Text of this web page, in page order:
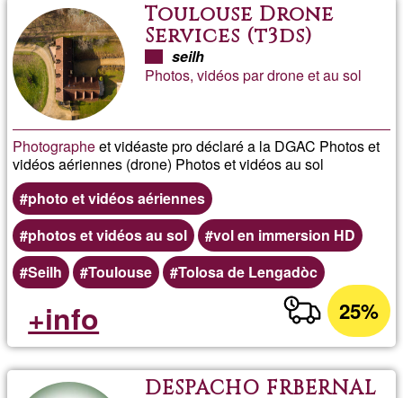
Toulouse Drone
Services (t3ds)
seilh
Photos, vidéos par drone et au sol
Photographeet vidéaste pro déclaré a la DGAC Photos et
vidéos aériennes (drone) Photos et vidéos au sol
photo et vidéos aériennes
photos et vidéos au sol
vol en immersion HD
Seilh
Toulouse Tolosa de Lengadòc
25%
+info
DESPACHO FRBERNAL